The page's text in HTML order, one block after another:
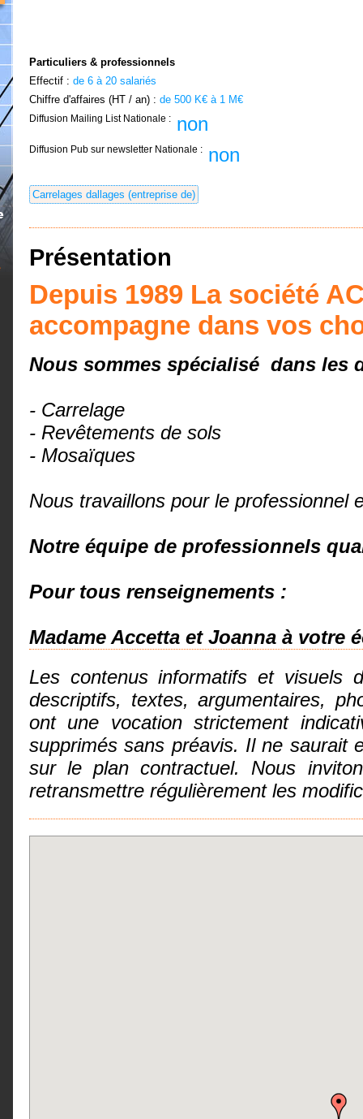
Particuliers & professionnels
Effectif : de 6 à 20 salariés
Chiffre d'affaires (HT / an) : de 500 K€ à 1 M€
Diffusion Mailing List Nationale : non
Diffusion Pub sur newsletter Nationale : non
Carrelages dallages (entreprise de)
Présentation
Depuis 1989 La société
accompagne dans vos
Nous sommes spécialisé dans les
- Carrelage
- Revêtements de sols
- Mosaïques
Nous travaillons pour le professionnel
Notre équipe de professionnels
Pour tous renseignements :
Madame Accetta et Joanna à votre
Les contenus informatifs et visuels
descriptifs, textes, argumentaires,
ont une vocation strictement
supprimés sans préavis. Il ne saurait
sur le plan contractuel. Nous
retransmettre régulièrement les